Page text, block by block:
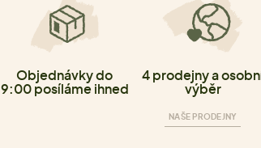
Objednávky do
9:00 posíláme ihned
4 prodejny a
výběr
NAŠE PRODEJNY